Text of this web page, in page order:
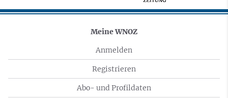
Meine WNOZ
Anmelden
Registrieren
Abo- und Profildaten